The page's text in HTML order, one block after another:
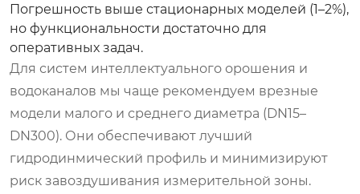
Погрешность выше стационарных моделей (1–2%),
но функциональности достаточно для
оперативных задач.
Для систем интеллектуального орошения и
водоканалов мы чаще рекомендуем врезные
модели малого и среднего диаметра (DN15–
DN300). Они обеспечивают лучший
гидродинмический профиль и минимизируют
риск завоздушивания измерительной зоны.